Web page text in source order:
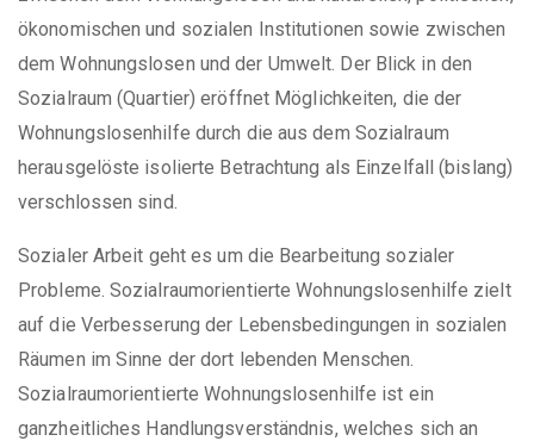
ökonomischen und sozialen Institutionen sowie zwischen
dem Wohnungslosen und der Umwelt. Der Blick in den
Sozialraum (Quartier) eröffnet Möglichkeiten, die der
Wohnungslosenhilfe durch die aus dem Sozialraum
herausgelöste isolierte Betrachtung als Einzelfall (bislang)
verschlossen sind.
Sozialer Arbeit geht es um die Bearbeitung sozialer
Probleme. Sozialraumorientierte Wohnungslosenhilfe zielt
auf die Verbesserung der Lebensbedingungen in sozialen
Räumen im Sinne der dort lebenden Menschen.
Sozialraumorientierte Wohnungslosenhilfe ist ein
ganzheitliches Handlungsverständnis, welches sich an